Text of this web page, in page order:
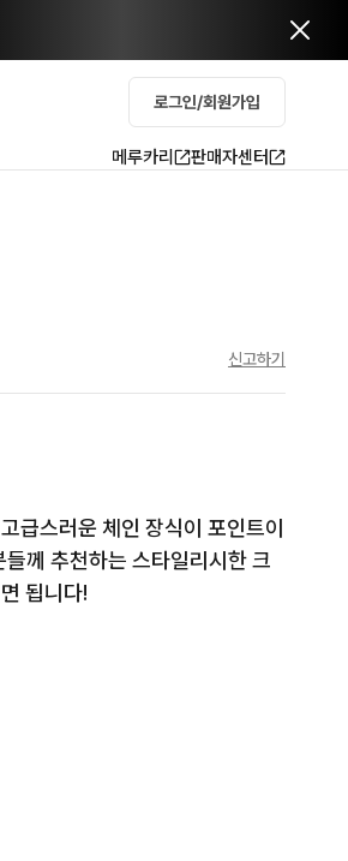
로그인/회원가입
메루카리 판매자센터
신고하기
급스러운 체인 장식이 포인트이
께 추천하는 스타일리시한 크
됩니다!
한 구매 부탁드립니다
상도, 폰 기종에 따라 실제 색